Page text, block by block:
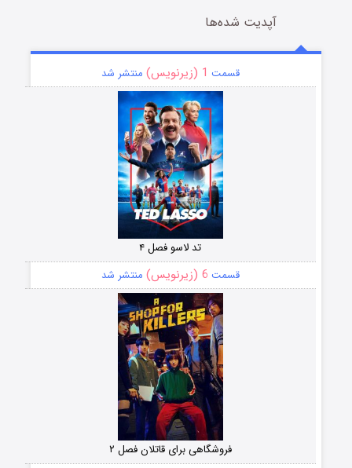
آپدیت شده‌ها
قسمت 1 (زیرنویس) منتشر شد
تد لاسو فصل ۴
قسمت 6 (زیرنویس) منتشر شد
فروشگاهی برای قاتلان فصل ۲